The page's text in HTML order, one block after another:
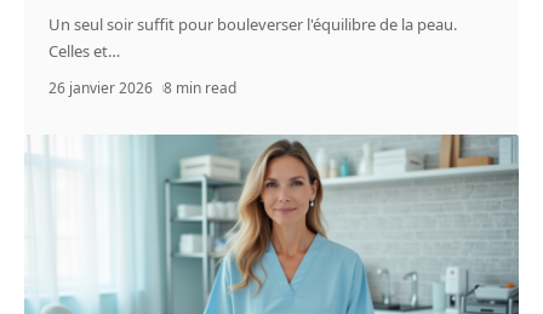
Un seul soir suffit pour bouleverser l'équilibre de la peau.
Celles et…
26 janvier 2026 8 min read